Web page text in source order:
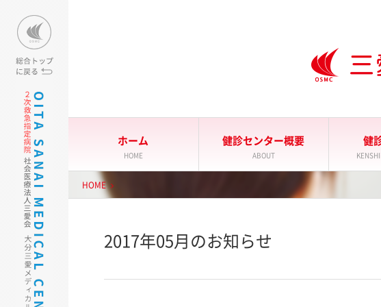
ホーム
HOME
健診センター概要
ABOUT
健
HOME
2017年05月のお知らせ